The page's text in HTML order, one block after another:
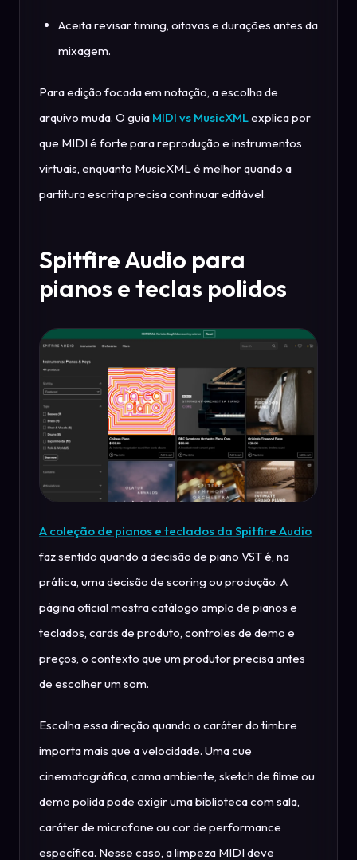
Aceita revisar timing, oitavas e durações antes da
mixagem.
Para edição focada em notação, a escolha de
arquivo muda. O guia MIDI vs MusicXMLexplica por
que MIDI é forte para reprodução e instrumentos
virtuais, enquanto MusicXML é melhor quando a
partitura escrita precisa continuar editável.
Spitfire Audio para
pianos e teclas polidos
A coleção de pianos e teclados da Spitfire Audio
faz sentido quando a decisão de piano VST é, na
prática, uma decisão de scoring ou produção. A
página oficial mostra catálogo amplo de pianos e
teclados, cards de produto, controles de demo e
preços, o contexto que um produtor precisa antes
de escolher um som.
Escolha essa direção quando o caráter do timbre
importa mais que a velocidade. Uma cue
cinematográfica, cama ambiente, sketch de filme ou
demo polida pode exigir uma biblioteca com sala,
caráter de microfone ou cor de performance
específica. Nesse caso, a limpeza MIDI deve